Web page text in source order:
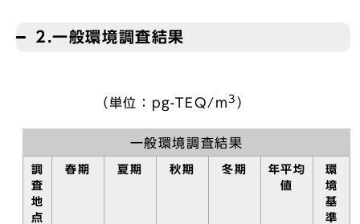
2.一般環境調査結果
（単位：pg-TEQ/m3）
一般環境調査結果
調
査
地
点
春期 夏期 秋期 冬期
年平均
値
環
境
基
準